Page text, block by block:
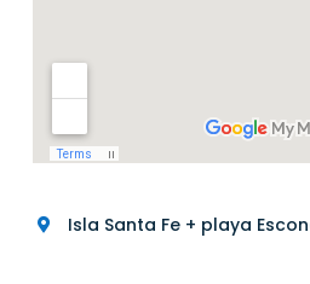
Isla Santa Fe + playa